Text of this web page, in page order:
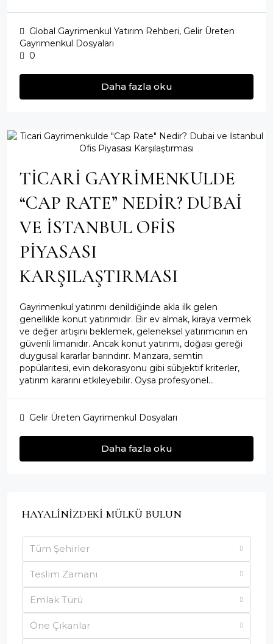
Global Gayrimenkul Yatırım Rehberi, Gelir Üreten
Gayrimenkul Dosyaları
0
Daha fazla oku
TICARI GAYRIMENKULDE
“CAP RATE” NEDIR? DUBAI
VE İSTANBUL OFIS
PIYASASI
KARŞILAŞTIRMASI
Gayrimenkul yatırımı denildiğinde akla ilk gelen
genellikle konut yatırımıdır. Bir ev almak, kiraya vermek
ve değer artışını beklemek, geleneksel yatırımcının en
güvenli limanıdır. Ancak konut yatırımı, doğası gereği
duygusal kararlar barındırır. Manzara, semtin
popülaritesi, evin dekorasyonu gibi sübjektif kriterler,
yatırım kararını etkileyebilir. Oysa profesyonel...
Gelir Üreten Gayrimenkul Dosyaları
Daha fazla oku
HAYALİNİZDEKİ MÜLKÜ BULUN
Tüm Şehirler
Teslim Zamanı
Emlak Türü
Öne Çıkanlar